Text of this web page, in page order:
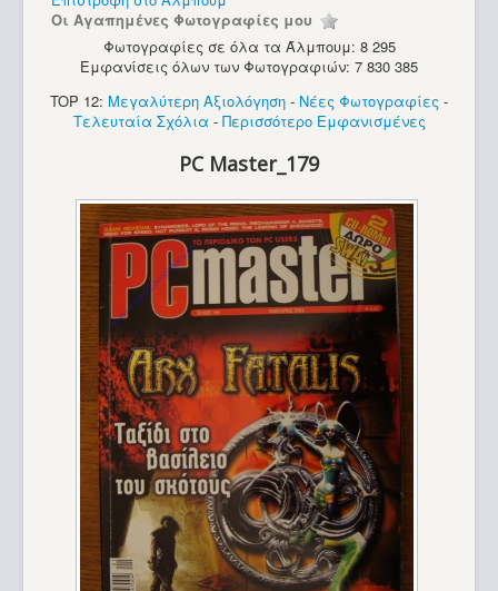
PC - Turbo-X (286)
Οι Αγαπημένες Φωτογραφίες μου
Φωτογραφίες σε όλα τα Άλμπουμ: 8 295
Εμφανίσεις όλων των Φωτογραφιών: 7 830 385
TOP 12: Μεγαλύτερη Αξιολόγηση - Νέες Φωτογραφίες -
Τελευταία Σχόλια - Περισσότερο Εμφανισμένες
PC Master_179